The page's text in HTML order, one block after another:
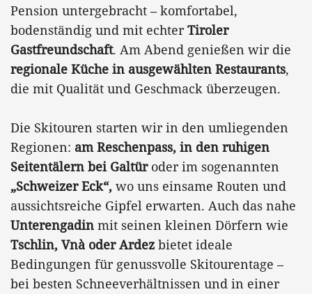
Pension untergebracht – komfortabel,
bodenständig und mit echterTiroler
Gastfreundschaft. Am Abend genießen wir die
regionale Küche in ausgewählten Restaurants,
die mit Qualität und Geschmack überzeugen.
Die Skitouren starten wir in den umliegenden
Regionen: am Reschenpass, in den ruhigen
Seitentälern bei Galtür oder im sogenannten
„Schweizer Eck“, wo uns einsame Routen und
aussichtsreiche Gipfel erwarten. Auch das nahe
Unterengadin mit seinen kleinen Dörfern wie
Tschlin, Vnà oder Ardez bietet ideale
Bedingungen für genussvolle Skitourentage –
bei besten Schneeverhältnissen und in einer